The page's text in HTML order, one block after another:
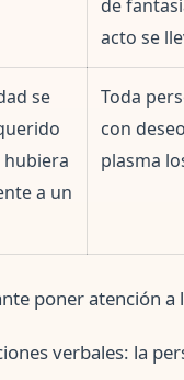
de
acto se
se
hubiera
a un
Toda
con
plasma
poner atención
verbales: la